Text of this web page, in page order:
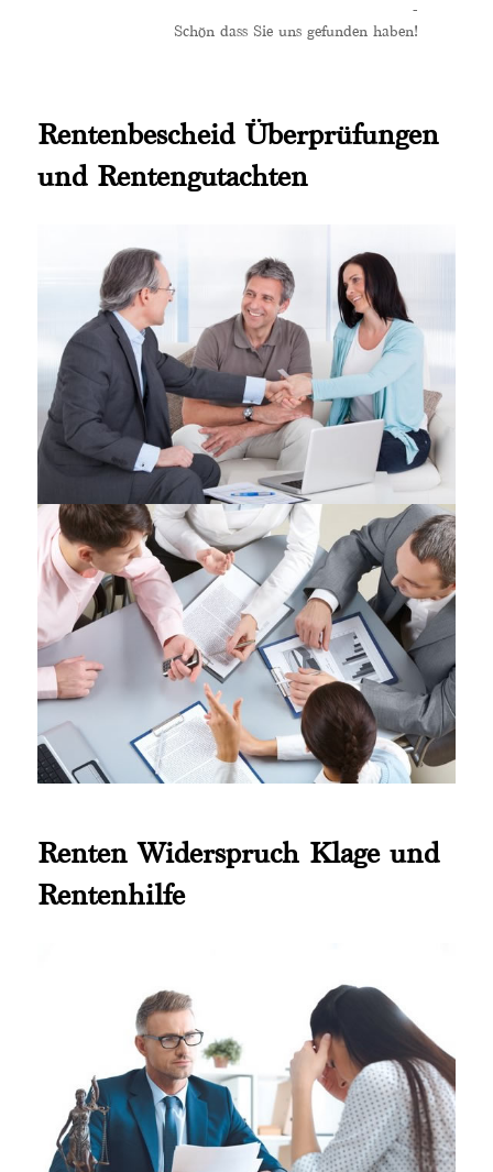
-
Schön dass Sie uns gefunden haben!
Rentenbescheid Überprüfungen
und Rentengutachten
Renten Widerspruch Klage und
Rentenhilfe